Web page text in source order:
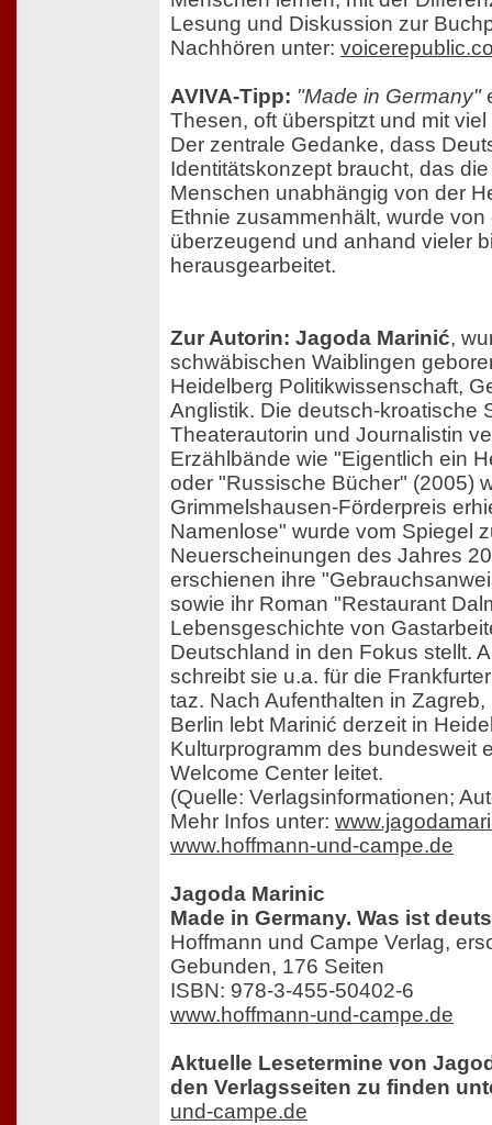
Lesung und Diskussion zur
Nachhören unter:
AVIVA-Tipp: "Made in Germany"
Thesen, oft überspitzt und mit
Der zentrale Gedanke, dass
Identitätskonzept braucht, das
Menschen unabhängig von der
Ethnie zusammenhält, wurde von
überzeugend und anhand vieler
herausgearbeitet.
Zur Autorin: Jagoda Marinić,
schwäbischen Waiblingen
Heidelberg Politikwissenschaft,
Anglistik. Die deutsch-kroatische
Theaterautorin und Journalistin
Erzählbände wie "Eigentlich ein
oder "Russische Bücher" (2005)
Grimmelshausen-Förderpreis
Namenlose" wurde vom Spiegel
Neuerscheinungen des Jahres
erschienen ihre
sowie ihr Roman "Restaurant
Lebensgeschichte von
Deutschland in den Fokus stellt.
schreibt sie u.a. für die
taz. Nach Aufenthalten in Zagreb,
Berlin lebt Marinić derzeit in
Kulturprogramm des bundesweit
Welcome Center leitet.
(Quelle: Verlagsinformationen;
Mehr Infos unter:
www.hoffmann-und-campe.de
Jagoda Marinic
Made in Germany. Was ist
Hoffmann und Campe Verlag,
Gebunden, 176 Seiten
ISBN: 978-3-455-50402-6
www.hoffmann-und-campe.de
Aktuelle Lesetermine von
den Verlagsseiten zu finden
und-campe.de